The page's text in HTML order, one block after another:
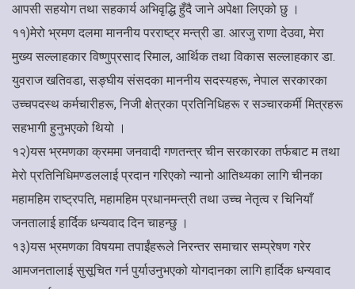
आपसी सहयोग तथा सहकार्य अभिवृद्धि हुँदै जाने अपेक्षा लिएको छु ।
११)मेरो भ्रमण दलमा माननीय परराष्ट्र मन्त्री डा. आरजु राणा देउवा, मेरा
मुख्य सल्लाहकार विष्णुप्रसाद रिमाल, आर्थिक तथा विकास सल्लाहकार डा.
युवराज खतिवडा, सङ्घीय संसदका माननीय सदस्यहरू, नेपाल सरकारका
उच्चपदस्थ कर्मचारीहरू, निजी क्षेत्रका प्रतिनिधिहरू र सञ्चारकर्मी मित्रहरू
सहभागी हुनुभएको थियो ।
१२)यस भ्रमणका क्रममा जनवादी गणतन्त्र चीन सरकारका तर्फबाट म तथा
मेरो प्रतिनिधिमण्डललाई प्रदान गरिएको न्यानो आतिथ्यका लागि चीनका
महामहिम राष्ट्रपति, महामहिम प्रधानमन्त्री तथा उच्च नेतृत्व र चिनियाँ
जनतालाई हार्दिक धन्यवाद दिन चाहन्छु ।
१३)यस भ्रमणका विषयमा तपाईंहरूले निरन्तर समाचार सम्प्रेषण गरेर
आमजनतालाई सुसूचित गर्न पुर्याउनुभएको योगदानका लागि हार्दिक धन्यवाद